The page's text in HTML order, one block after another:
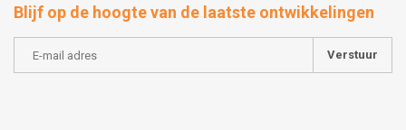
Blijf op de hoogte van de laatste ontwikkelingen
Verstuur